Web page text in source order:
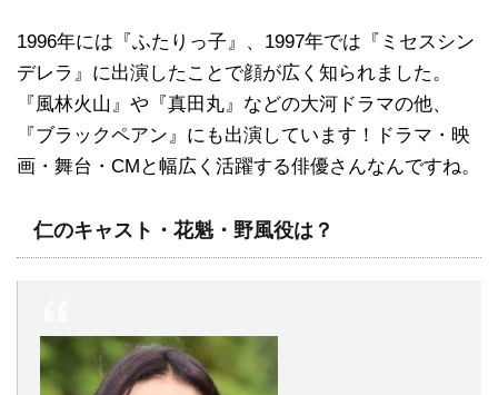
1996年には『ふたりっ子』、1997年では『ミセスシン
デレラ』に出演したことで顔が広く知られました。
『風林火山』や『真田丸』などの大河ドラマの他、
『ブラックペアン』にも出演しています！ドラマ・映
画・舞台・CMと幅広く活躍する俳優さんなんですね。
仁のキャスト・花魁・野風役は？